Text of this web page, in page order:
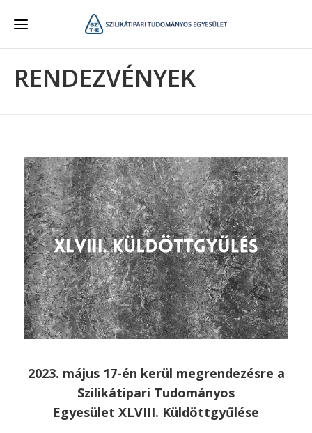
RENDEZVÉNYEK
2023. május 17-én kerül megrendezésre a
Szilikátipari Tudományos
Egyesület XLVIII. Küldöttgyűlése